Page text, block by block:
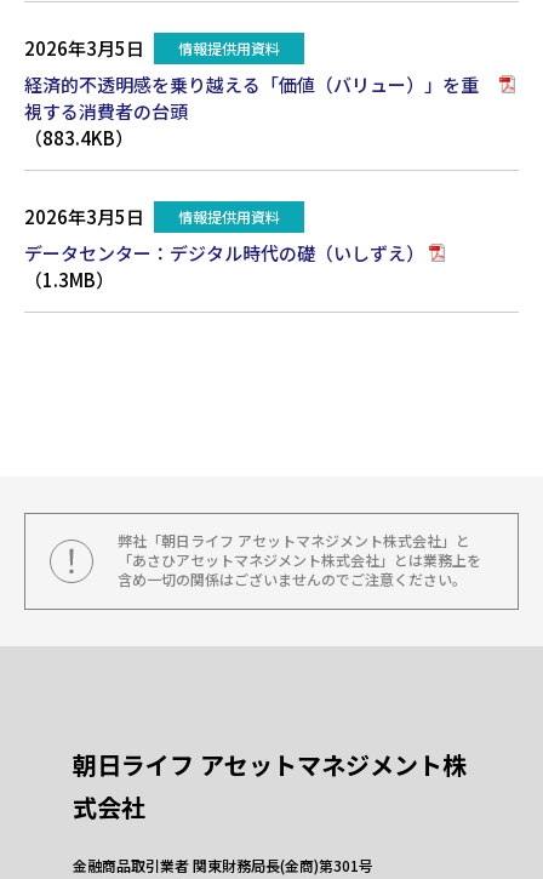
2026年3月5日 情報提供用資料
経済的不透明感を乗り越える「価値（バリュー）」を重
視する消費者の台頭
（883.4KB）
2026年3月5日 情報提供用資料
データセンター：デジタル時代の礎（いしずえ）
（1.3MB）
弊社「朝日ライフ アセットマネジメント株式会社」と
「あさひアセットマネジメント株式会社」とは業務上を
含め一切の関係はございませんのでご注意ください。
朝日ライフ アセットマネジメント株
式会社
金融商品取引業者 関東財務局長(金商)第301号